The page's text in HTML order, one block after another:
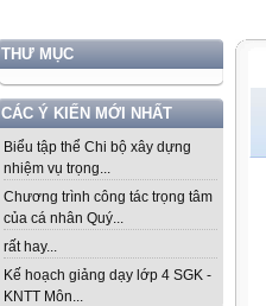
THƯ MỤC
CÁC Ý KIẾN MỚI NHẤT
Biểu tập thể Chi bộ xây dựng
nhiệm vụ trọng...
Chương trình công tác trọng tâm
của cá nhân Quý...
rất hay...
Kế hoạch giảng dạy lớp 4 SGK -
KNTT Môn...